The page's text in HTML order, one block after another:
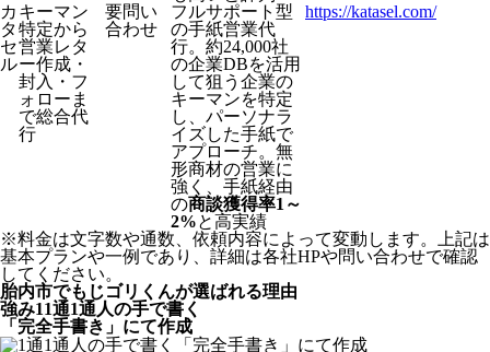
カ
タ
セ
ル
キーマン
特定から
営業レタ
ー作成・
封入・フ
ォローま
で総合代
行
要問い
合わせ
フルサポート型
の手紙営業代
行。約24,000社
の企業DBを活用
して狙う企業の
キーマンを特定
し、パーソナラ
イズした手紙で
アプローチ。無
形商材の営業に
強く、手紙経由
の商談獲得率1～
2%と高実績
https://katasel.com/
※料金は文字数や通数、依頼内容によって変動します。上記は
基本プランや一例であり、詳細は各社HPや問い合わせで確認
してください。​
胎内市でもじゴリくんが選ばれる理由
強み11通1通人の手で書く
「完全手書き」にて作成